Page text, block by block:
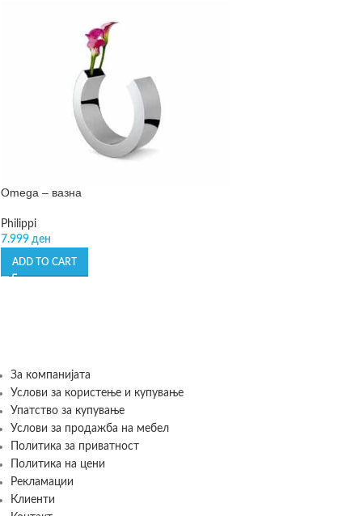
Omega – вазна
Philippi
7.999 ден
ADD TO CART
За компанијата
Услови за користење и купување
Упатство за купување
Услови за продажба на мебел
Политика за приватност
Политика на цени
Рекламации
Клиенти